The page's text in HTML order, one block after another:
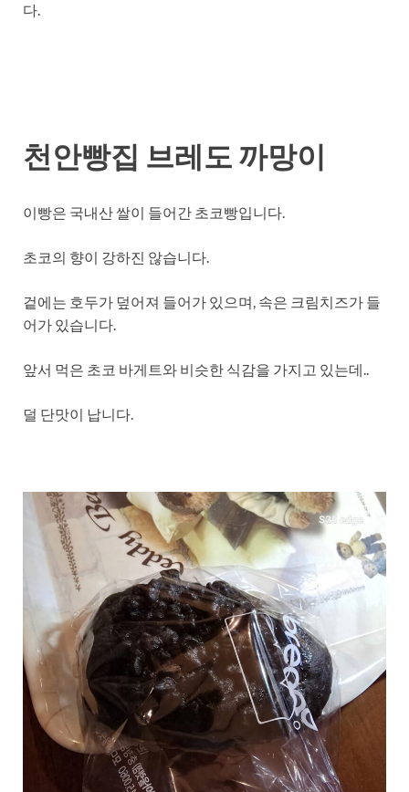
다.
천안빵집 브레도 까망이
이빵은 국내산 쌀이 들어간 초코빵입니다.
초코의 향이 강하진 않습니다.
겉에는 호두가 덮어져 들어가 있으며, 속은 크림치즈가 들
어가 있습니다.
앞서 먹은 초코 바게트와 비슷한 식감을 가지고 있는데..
덜 단맛이 납니다.